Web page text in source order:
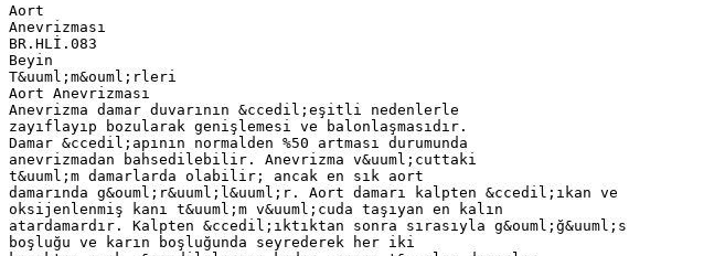
Aort
Anevrizması
BR.HLİ.083
Beyin
T&uuml;m&ouml;rleri
Aort Anevrizması
Anevrizma damar duvarının &ccedil;eşitli nedenlerle
zayıflayıp bozularak genişlemesi ve balonlaşmasıdır.
Damar &ccedil;apının normalden %50 artması durumunda
anevrizmadan bahsedilebilir. Anevrizma v&uuml;cuttaki
t&uuml;m damarlarda olabilir; ancak en sık aort
damarında g&ouml;r&uuml;l&uuml;r. Aort damarı kalpten &ccedil;ıkan ve
oksijenlenmiş kanı t&uuml;m v&uuml;cuda taşıyan en kalın
atardamardır. Kalpten &ccedil;ıktıktan sonra sırasıyla g&ouml;ğ&uuml;s
boşluğu ve karın boşluğunda seyrederek her iki